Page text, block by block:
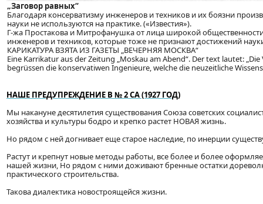
„Заговор равных“
Благодаря консерватизму инженеров и техников и их боязни
науки не используются на практике. («Известия»).
Г-жа Простакова и Митрофанушка от лица широкой
инженеров и техников, которые тоже не признают достижений
КАРИКАТУРА ВЗЯТА ИЗ ГАЗЕТЫ „ВЕЧЕРНЯЯ МОСКВА“
Eine Karrikatur aus der Zeitung „Moskau am Abend“. Der text lautet:
begrüssen die konservatiwen Ingenieure, welche die neuzeitliche
НАШЕ ПРЕДУПРЕЖДЕНИЕ В № 2 СА (1927 ГОД)
Мы накануне десятилетия существования Союза советских
хозяйства и культуры бодро и крепко растет НОВАЯ жизнь.
Но рядом с ней догнивает еще старое наследие, по инерции
Растут и крепнут новые методы работы, все более и более
нашей жизни, Но рядом с ними доживают бренные остатки
практического строительства.
Такова диалектика новостроящейся жизни.